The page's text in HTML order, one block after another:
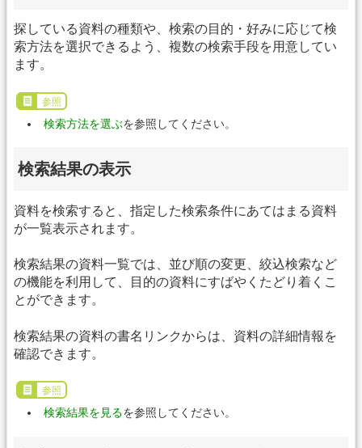
探している資料の種類や、検索の目的・好みに応じて検
索方法を選択できるよう、複数の検索手段を用意してい
ます。
参照
検索方法を選ぶを参照してください。
検索結果の表示
資料を検索すると、指定した検索条件にあてはまる資料
が一覧表示されます。
検索結果の資料一覧では、並び順の変更、絞込検索など
の機能を利用して、目的の資料にすばやくたどり着くこ
とができます。
検索結果の資料の書名リンクからは、資料の詳細情報を
確認できます。
参照
検索結果を見るを参照してください。